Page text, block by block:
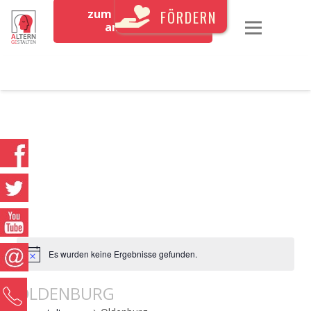
zum Newsletter
anmeldenFÖRDERN
Es wurden keine Ergebnisse gefunden.
OLDENBURG